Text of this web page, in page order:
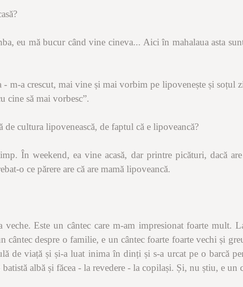
eu mă bucur când vine cineva... Aici în mahalaua asta
- m-a crescut, mai vine și mai vorbim pe lipovenește și soțul
cine să mai vorbesc”.
de cultura lipovenească, de faptul că e lipoveancă?
În weekend, ea vine acasă, dar printre picături, dacă
o ce părere are că are mamă lipoveancă.
Este un cântec care m-am impresionat foarte mult.
cântec despre o familie, e un cântec foarte foarte vechi și
de viață și și-a luat inima în dinți și s-a urcat pe o barcă
albă și făcea - la revedere - la copilași. Și, nu știu, e un